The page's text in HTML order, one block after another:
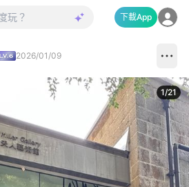
下載App
2026/01/09
1/21